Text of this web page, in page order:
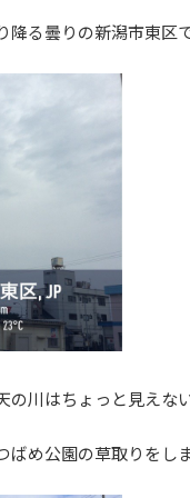
時
る曇りの新潟市東区で
の川はちょっと見えな
め公園の草取りをしま